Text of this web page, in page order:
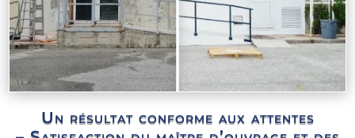
Un résultat conforme aux attentes